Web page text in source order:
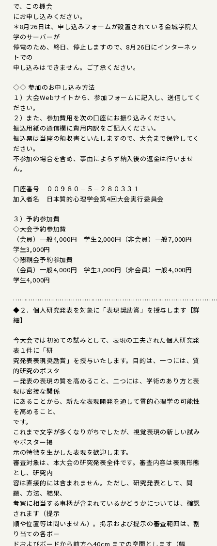
で、この機会
にお申し込みください。
＊8月26日は、申し込みフォームが設置されている金城学院大
学のサーバーが
停電のため、終日、停止しますので、8月26日にインターネッ
トでの
申し込みはできません。ご了承ください。
◇◇ 参加のお申し込み方法
１）大会Webサイトから、参加フォームに記入し、送信してく
ださい。
２）また、参加費用を次の口座にお振り込みください。
振込用紙の通信欄に費用内訳をご記入ください。
振込票は当座の領収書といたしますので、大会まで保管してく
ださい。
不参加の場合を含め、事由によらず納入後の返金は行いませ
ん。
口座番号 ００９８０－５－２８０３３１
加入者名 日本質的心理学会第4回大会実行委員会
３）予約参加費
◇大会予約参加費
（会員）一般4,000円 学生2,000円（非会員）一般7,000円
学生3,000円
◇懇親会予約参加費
（会員）一般4,000円 学生3,000円（非会員）一般4,000円
学生4,000円
◆２．個人研究発表を対象に「表現奨励賞」を授与します【詳
細】
今大会では初めての試みとして、表現の工夫された個人研究発
表１件に「研
究発表表現奨励賞」を授与いたします。目的は、一つには、質
的研究のポスタ
ー発表の表現の質を高めること、二つには、学術のあり方と表
現は密接な関係
にあることから、新たな表現開発を通して質的心理学の可能性
を高めること、
です。
これまで文字が多くなりがちでしたが、視覚表現の新しい試み
やポスター掲
示の特徴を生かした表現を歓迎します。
審査対象は、本大会の研究発表全件です。審査内容は表現形態
とし、研究内
容は直接的には含まれません。ただし、研究発表として、問
題、方法、結果、
考察に相当する事柄が含まれているかどうかについては、確認
されます（提示
順や位置等は問いません）。掲示および提示の審査範囲は、割
り当ての各ボー
ドおよびボードから前方へ40cm までの空間とします（幅